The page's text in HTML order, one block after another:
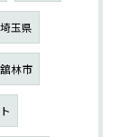
埼玉県
舘林市